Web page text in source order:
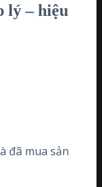
lý – hiệu
đã mua sản